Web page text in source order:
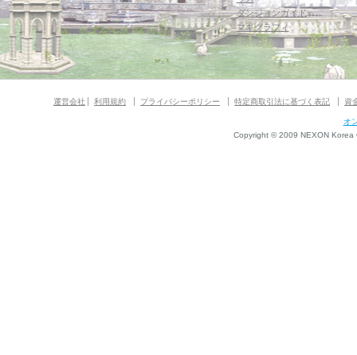
ダンジョンガイド
マギグラフィ
運営会社 利用規約 プライバシーポリシー 特定商取引法に基づく表記 資
オ
Copyright © 2009 NEXON Korea